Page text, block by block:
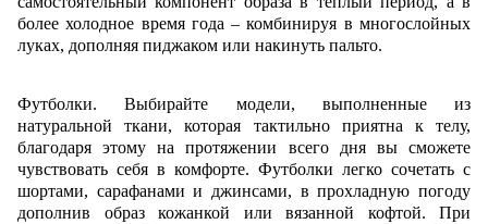
более холодное время года – комбинируя в многослойных
луках, дополняя пиджаком или накинуть пальто.
Футболки. Выбирайте модели, выполненные из
натуральной ткани, которая тактильно приятна к телу,
благодаря этому на протяжении всего дня вы сможете
чувствовать себя в комфорте. Футболки легко сочетать с
шортами, сарафанами и джинсами, в прохладную погоду
дополнив образ кожанкой или вязанной кофтой. При